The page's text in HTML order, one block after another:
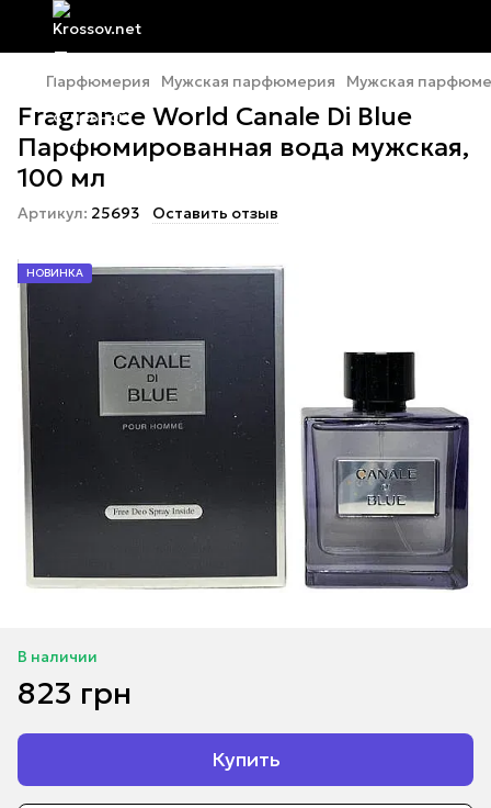
Парфюмерия Мужская парфюмерия Мужская
Fragrance World Canale Di Blue
Парфюмированная вода мужская,
100 мл
Артикул: 25693 Оставить отзыв
НОВИНКА
В наличии
823 грн
Купить